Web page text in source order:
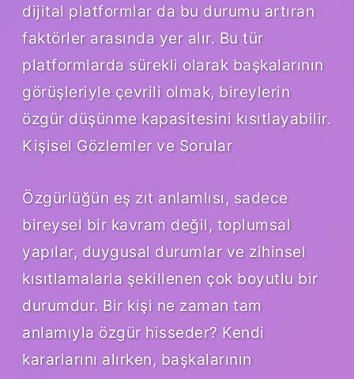
dijital platformlar da bu durumu artıran
faktörler arasında yer alır. Bu tür
platformlarda sürekli olarak başkalarının
görüşleriyle çevrili olmak, bireylerin
özgür düşünme kapasitesini kısıtlayabilir.
Kişisel Gözlemler ve Sorular
Özgürlüğün eş zıt anlamlısı, sadece
bireysel bir kavram değil, toplumsal
yapılar, duygusal durumlar ve zihinsel
kısıtlamalarla şekillenen çok boyutlu bir
durumdur. Bir kişi ne zaman tam
anlamıyla özgür hisseder? Kendi
kararlarını alırken, başkalarının